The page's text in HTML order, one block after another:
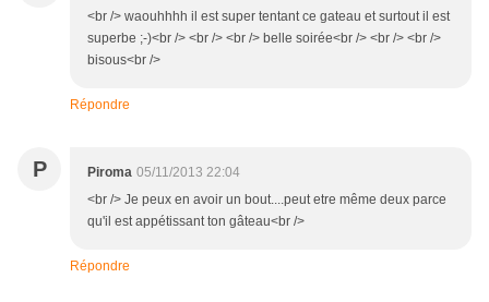
<br /> waouhhhh il est super tentant ce gateau et surtout il est
superbe ;-)<br /> <br /> <br /> belle soirée<br /> <br /> <br />
bisous<br />
Répondre
P Piroma 05/11/2013 22:04
<br /> Je peux en avoir un bout....peut etre même deux parce
qu'il est appétissant ton gâteau<br />
Répondre